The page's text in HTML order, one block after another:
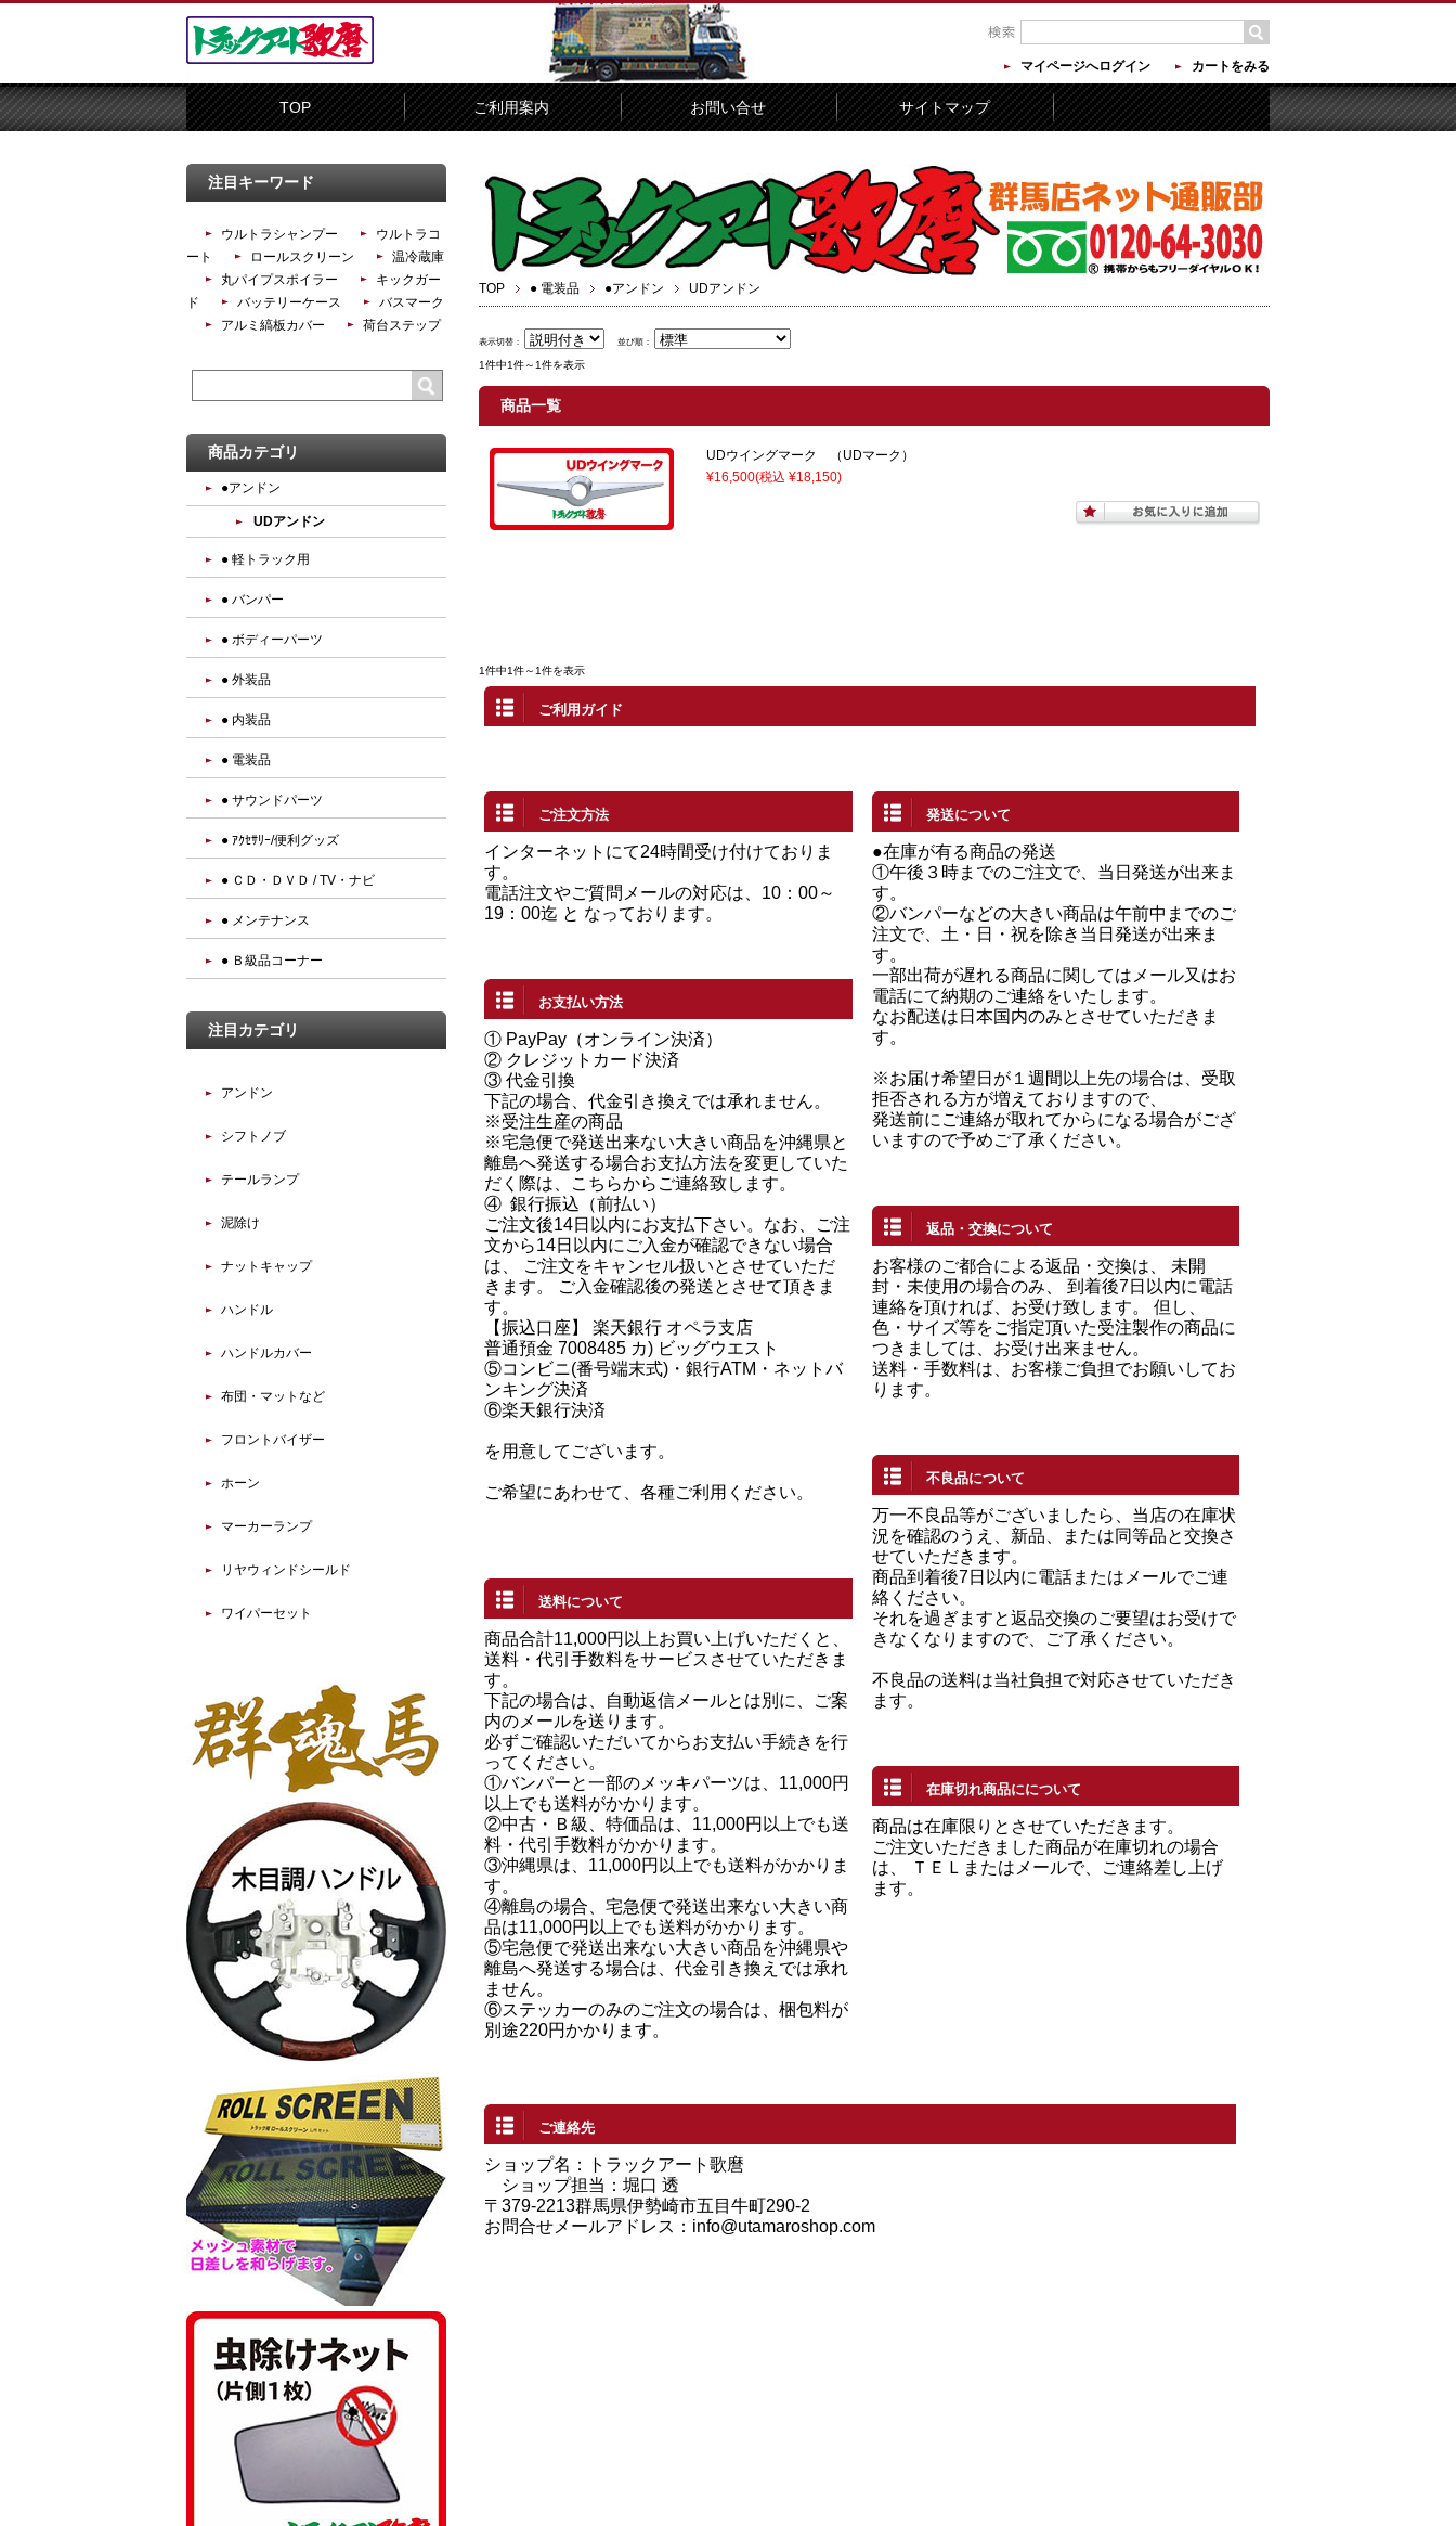
マイページへログイン カートをみる
TOP ご利用案内 お問い合せ サイトマップ
TOP ● 電装品 ●アンドン UDアンドン
表示切替： 並び順：
1件中1件～1件を表示
商品一覧
UDウイングマーク （UDマーク）
¥16,500(税込 ¥18,150)
1件中1件～1件を表示
ご利用ガイド
ご注文方法
インターネットにて24時間受け付けておりま
す。
電話注文やご質問メールの対応は、10：00～
19：00迄 と なっております。
お支払い方法
① PayPay（オンライン決済）
② クレジットカード決済
③ 代金引換
下記の場合、代金引き換えでは承れません。
※受注生産の商品
※宅急便で発送出来ない大きい商品を沖縄県と
離島へ発送する場合お支払方法を変更していた
だく際は、こちらからご連絡致します。
④ 銀行振込（前払い）
ご注文後14日以内にお支払下さい。なお、ご注
文から14日以内にご入金が確認できない場合
は、 ご注文をキャンセル扱いとさせていただ
きます。 ご入金確認後の発送とさせて頂きま
す。
【振込口座】 楽天銀行 オペラ支店
普通預金 7008485 カ) ビッグウエスト
⑤コンビニ(番号端末式)・銀行ATM・ネットバ
ンキング決済
⑥楽天銀行決済
を用意してございます。
ご希望にあわせて、各種ご利用ください。
送料について
商品合計11,000円以上お買い上げいただくと、
送料・代引手数料をサービスさせていただきま
す。
下記の場合は、自動返信メールとは別に、ご案
内のメールを送ります。
必ずご確認いただいてからお支払い手続きを行
ってください。
①バンパーと一部のメッキパーツは、11,000円
以上でも送料がかかります。
②中古・Ｂ級、特価品は、11,000円以上でも送
料・代引手数料がかかります。
③沖縄県は、11,000円以上でも送料がかかりま
す。
④離島の場合、宅急便で発送出来ない大きい商
品は11,000円以上でも送料がかかります。
⑤宅急便で発送出来ない大きい商品を沖縄県や
離島へ発送する場合は、代金引き換えでは承れ
ません。
⑥ステッカーのみのご注文の場合は、梱包料が
別途220円かかります。
発送について
●在庫が有る商品の発送
①午後３時までのご注文で、当日発送が出来ま
す。
②バンパーなどの大きい商品は午前中までのご
注文で、土・日・祝を除き当日発送が出来ま
す。
一部出荷が遅れる商品に関してはメール又はお
電話にて納期のご連絡をいたします。
なお配送は日本国内のみとさせていただきま
す。
※お届け希望日が１週間以上先の場合は、受取
拒否される方が増えておりますので、
発送前にご連絡が取れてからになる場合がござ
いますので予めご了承ください。
返品・交換について
お客様のご都合による返品・交換は、 未開
封・未使用の場合のみ、 到着後7日以内に電話
連絡を頂ければ、お受け致します。 但し、
色・サイズ等をご指定頂いた受注製作の商品に
つきましては、お受け出来ません。
送料・手数料は、お客様ご負担でお願いしてお
ります。
不良品について
万一不良品等がございましたら、当店の在庫状
況を確認のうえ、新品、または同等品と交換さ
せていただきます。
商品到着後7日以内に電話またはメールでご連
絡ください。
それを過ぎますと返品交換のご要望はお受けで
きなくなりますので、ご了承ください。
不良品の送料は当社負担で対応させていただき
ます。
在庫切れ商品にについて
商品は在庫限りとさせていただきます。
ご注文いただきました商品が在庫切れの場合
は、 ＴＥＬまたはメールで、ご連絡差し上げ
ます。
ご連絡先
ショップ名：トラックアート歌麿
ショップ担当：堀口 透
〒379-2213群馬県伊勢崎市五目牛町290-2
お問合せメールアドレス： info@utamaroshop.com
注目キーワード
ウルトラシャンプー
ウルトラコ
ート
ロールスクリーン
温冷蔵庫
丸パイプスポイラー
キックガー
ド
バッテリーケース
バスマーク
アルミ縞板カバー
荷台ステップ
商品カテゴリ
●アンドン
UDアンドン
● 軽トラック用
● バンパー
● ボディーパーツ
● 外装品
● 内装品
● 電装品
● サウンドパーツ
● ｱｸｾｻﾘｰ/便利グッズ
● ＣＤ・ＤＶＤ / TV・ナビ
● メンテナンス
● Ｂ級品コーナー
注目カテゴリ
アンドン
シフトノブ
テールランプ
泥除け
ナットキャップ
ハンドル
ハンドルカバー
布団・マットなど
フロントバイザー
ホーン
マーカーランプ
リヤウィンドシールド
ワイパーセット